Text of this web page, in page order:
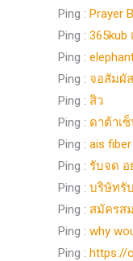
Ping : Prayer
Ping :
Ping :
Ping : จอสัมผั
Ping : สิว
Ping : ดาต้าเ
Ping : ais fiber
Ping : รับจด อ
Ping : บริษัทรั
Ping : สมัครส
Ping : why
Ping : https://